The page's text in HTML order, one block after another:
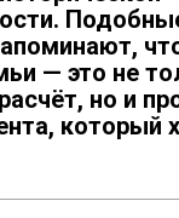
— это не
но и
который